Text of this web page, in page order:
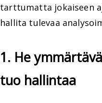
tarttumatta jokaiseen
hallita tulevaa
1. He
tuo hallintaa